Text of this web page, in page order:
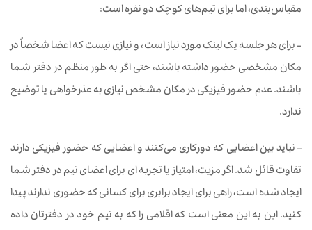
مقیاس‌بندی، اما برای تیم‌های کوچک‌ دو نفره است:
– برای هر جلسه یک لینک مورد نیاز است، و نیازی نیست که اعضا شخصاً در
مکان مشخصی حضور داشته باشند، حتی اگر به طور منظم در دفتر شما
باشند. عدم حضور فیزیکی در مکان مشخص نیازی به عذرخواهی یا توضیح
ندارد.
– نباید بین اعضایی که دورکاری می‌کنند و اعضایی که حضور فیزیکی دارند
تفاوت قائل شد. اگر مزیت، امتیاز یا تجربه ای برای اعضای تیم در دفتر شما
ایجاد شده است، راهی برای ایجاد برابری برای کسانی که حضوری ندارند پیدا
کنید. این به این معنی است که اقلامی را که به تیم خود در دفترتان داده